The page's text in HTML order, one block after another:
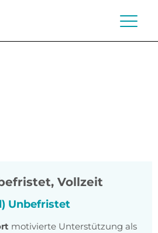
Vollzeit
Unbefristet
motivierte Unterstützung als